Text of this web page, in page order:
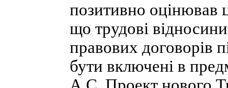
позитивно оцінював
що трудові
правових договорів
бути включені в